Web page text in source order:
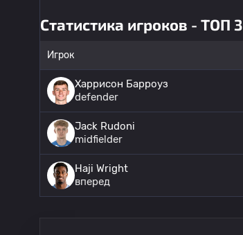
Статистика игроков - ТОП 3
Игрок
Харрисон Барроуз
defender
Jack Rudoni
midfielder
Haji Wright
вперед